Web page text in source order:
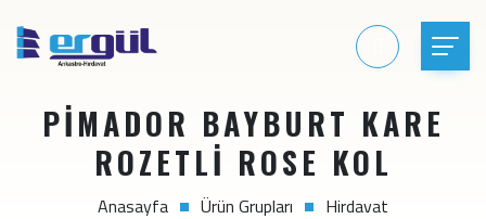
PİMADOR BAYBURT KARE
ROZETLİ ROSE KOL
Anasayfa Ürün Grupları Hirdavat